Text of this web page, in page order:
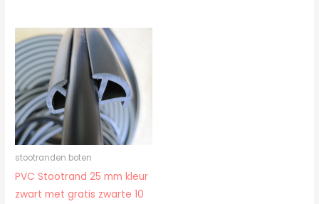
stootranden boten
PVC Stootrand 25 mm kleur
zwart met gratis zwarte 10